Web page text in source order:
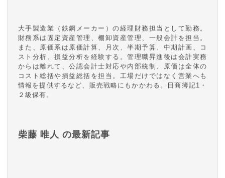
大手製造業（鉄鋼メーカー）の経理財務担当として勤務。
財務系は固定資産管理、棚卸資産管理、一般会計を担当。
また、原価系は原価計算、月次、半期予算、中期計画、コ
スト分析、損益分析を経験する。管理職昇進後は会計実務
からは離れて、公認会計士対応や内部統制、原価は全体の
コスト総括や損益総括を担当。工場だけではなく営業へも
情報を提供するなど、販売戦略にもかかわる。日商簿記1・
２級保有。
柴藤 唯人 の最新記事